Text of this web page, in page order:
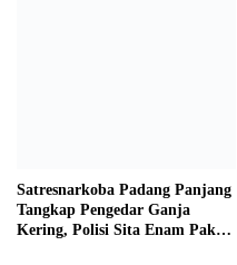
Satresnarkoba Padang Panjang
Tangkap Pengedar Ganja
Kering, Polisi Sita Enam Paket